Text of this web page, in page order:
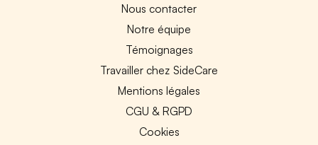
Nous contacter
Notre équipe
Témoignages
Travailler chez SideCare
Mentions légales
CGU & RGPD
Cookies